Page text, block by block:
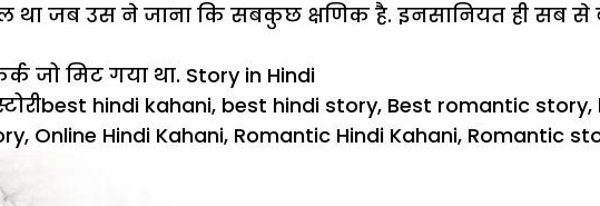
था जब उस ने जाना कि सबकुछ क्षणिक है. इनसानियत ही सब से
जो मिट गया था. Story in Hindi
Tags
best hindi kahani, best hindi story, Best romantic story,
, Online Hindi Kahani, Romantic Hindi Kahani, Romantic